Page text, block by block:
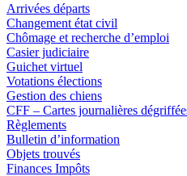
Arrivées départs
Changement état civil
Chômage et recherche d’emploi
Casier judiciaire
Guichet virtuel
Votations élections
Gestion des chiens
CFF – Cartes journalières
Règlements
Bulletin d’information
Objets trouvés
Finances Impôts